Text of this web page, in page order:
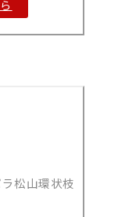
松山環状枝